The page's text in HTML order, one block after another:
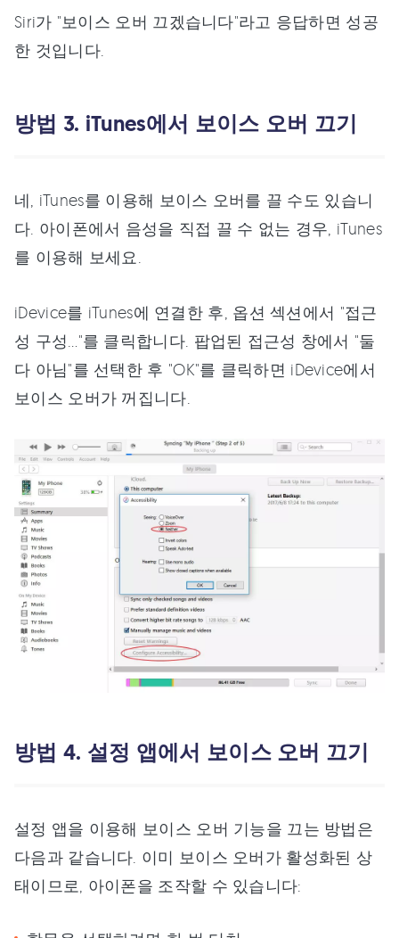
Siri가 "보이스 오버 끄겠습니다"라고 응답하면 성공
한 것입니다.
방법 3. iTunes에서 보이스 오버 끄기
네, iTunes를 이용해 보이스 오버를 끌 수도 있습니
다. 아이폰에서 음성을 직접 끌 수 없는 경우, iTunes
를 이용해 보세요.
iDevice를 iTunes에 연결한 후, 옵션 섹션에서 "접근
성 구성…"를 클릭합니다. 팝업된 접근성 창에서 "둘
다 아님"를 선택한 후 "OK"를 클릭하면 iDevice에서
보이스 오버가 꺼집니다.
방법 4. 설정 앱에서 보이스 오버 끄기
설정 앱을 이용해 보이스 오버 기능을 끄는 방법은
다음과 같습니다. 이미 보이스 오버가 활성화된 상
태이므로, 아이폰을 조작할 수 있습니다: